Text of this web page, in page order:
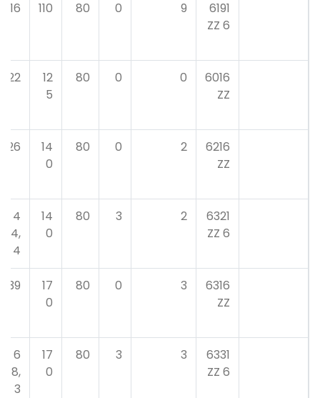
6191
6 ZZ
9
0
80
110
16
6016
ZZ
0
0
80
12
5
22
6216
ZZ
2
0
80
14
0
26
6321
6 ZZ
2
3
80
14
0
4
4,
4
6316
ZZ
3
0
80
17
0
39
6331
6 ZZ
3
3
80
17
0
6
8,
3